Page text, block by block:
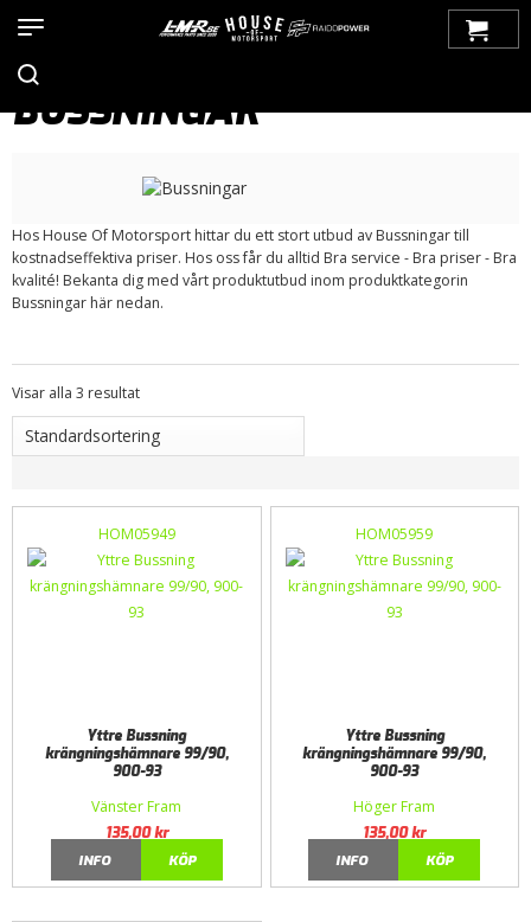
Bussningar
BUSSNINGAR
Hos House Of Motorsport hittar du ett stort utbud av Bussningar till
kostnadseffektiva priser. Hos oss får du alltid Bra service - Bra priser - Bra
kvalité! Bekanta dig med vårt produktutbud inom produktkategorin
Bussningar här nedan.
Visar alla 3 resultat
HOM05949
Yttre Bussning
krängningshämnare 99/90,
900-93
Vänster Fram
135,00kr
INFO
KÖP
HOM05959
Yttre Bussning
krängningshämnare 99/90,
900-93
Höger Fram
135,00kr
INFO
KÖP